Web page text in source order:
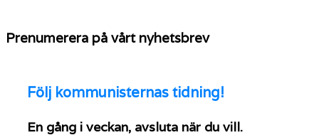
Prenumerera på vårt nyhetsbrev
Följ kommunisternas tidning!
En gång i veckan, avsluta när du vill.